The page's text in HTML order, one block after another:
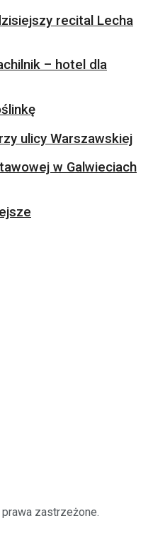
recital Lecha
– hotel dla
ulicy Warszawskiej
w Galwieciach
zastrzeżone.